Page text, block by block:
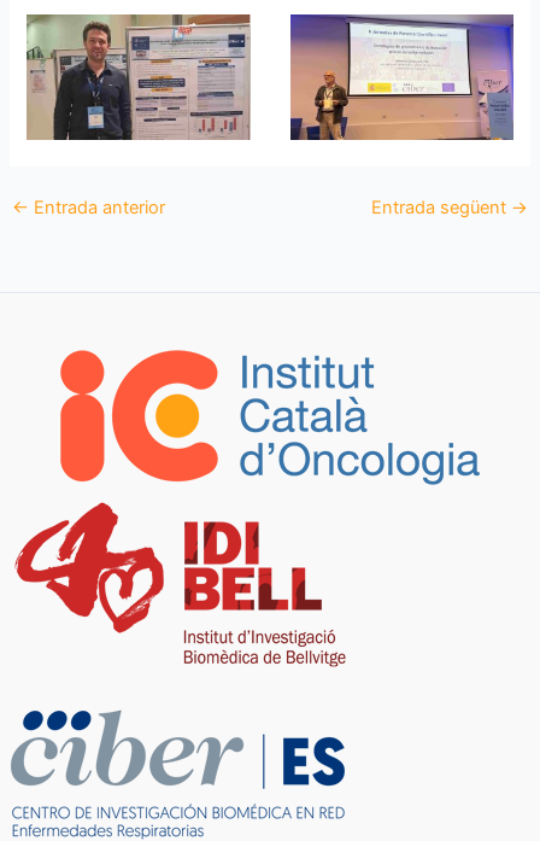
← Entrada anterior Entrada següent →